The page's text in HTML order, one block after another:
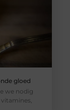
gloed
we nodig